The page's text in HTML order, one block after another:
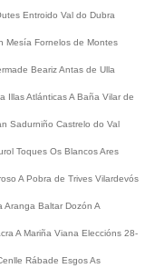
Entroido Val do Dubra
Mesía Fornelos de Montes
BearizAntas de Ulla
Illas AtlánticasA Baña Vilar de
Sadurniño Castrelo do Val
Toques Os BlancosAres
A Pobra de Trives Vilardevós
Aranga Baltar Dozón A
A Mariña Viana Eleccións 28-
Rábade EsgosAs